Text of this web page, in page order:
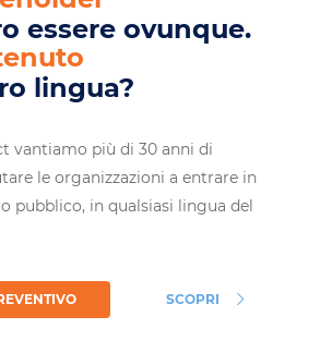
essere ovunque.
lingua?
vantiamo più di 30 anni di
le organizzazioni a entrare in
pubblico, in qualsiasi lingua del
SCOPRI